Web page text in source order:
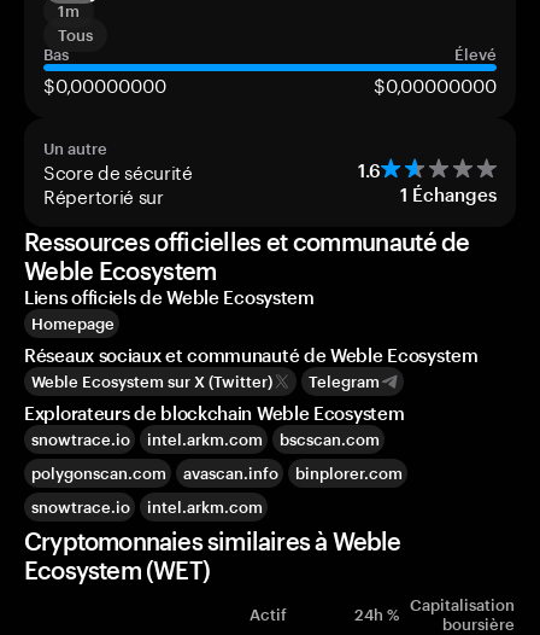
1m
Tous
Bas
Élevé
$0,00000000 $0,00000000
Un autre
Score de sécurité 1.6
Répertorié sur 1 Échanges
Ressources officielles et communauté de
Weble Ecosystem
Liens officiels de Weble Ecosystem
Homepage
Réseaux sociaux et communauté de Weble Ecosystem
Weble Ecosystem sur X (Twitter) Telegram
Explorateurs de blockchain Weble Ecosystem
snowtrace.io intel.arkm.com
bscscan.com
polygonscan.com
avascan.info
binplorer.com
snowtrace.io
intel.arkm.com
Cryptomonnaies similaires à Weble
Ecosystem (WET)
Actif 24h % Capitalisation
boursière